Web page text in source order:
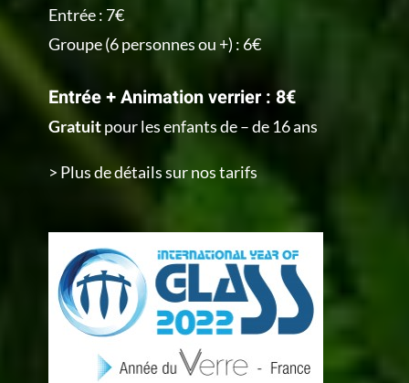
Entrée : 7€
Groupe (6 personnes ou +) : 6€
Entrée + Animation verrier : 8€
Gratuitpour les enfants de – de 16 ans
> Plus de détails sur nos tarifs